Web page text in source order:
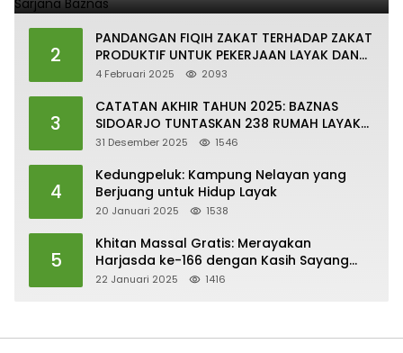
2
PANDANGAN FIQIH ZAKAT TERHADAP ZAKAT
PRODUKTIF UNTUK PEKERJAAN LAYAK DAN
PERTUMBUHAN EKONOMI SESUAI DENGAN
4 Februari 2025 2093
3
CATATAN AKHIR TAHUN 2025: BAZNAS
SIDOARJO TUNTASKAN 238 RUMAH LAYAK
HUNI
31 Desember 2025 1546
4
Kedungpeluk: Kampung Nelayan yang
Berjuang untuk Hidup Layak
20 Januari 2025 1538
5
Khitan Massal Gratis: Merayakan
Harjasda ke-166 dengan Kasih Sayang
dan Kepedulian
22 Januari 2025 1416